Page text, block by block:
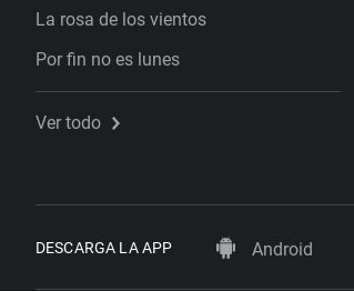
La rosa de los vientos
Por fin no es lunes
Ver todo
DESCARGA LA APP Android